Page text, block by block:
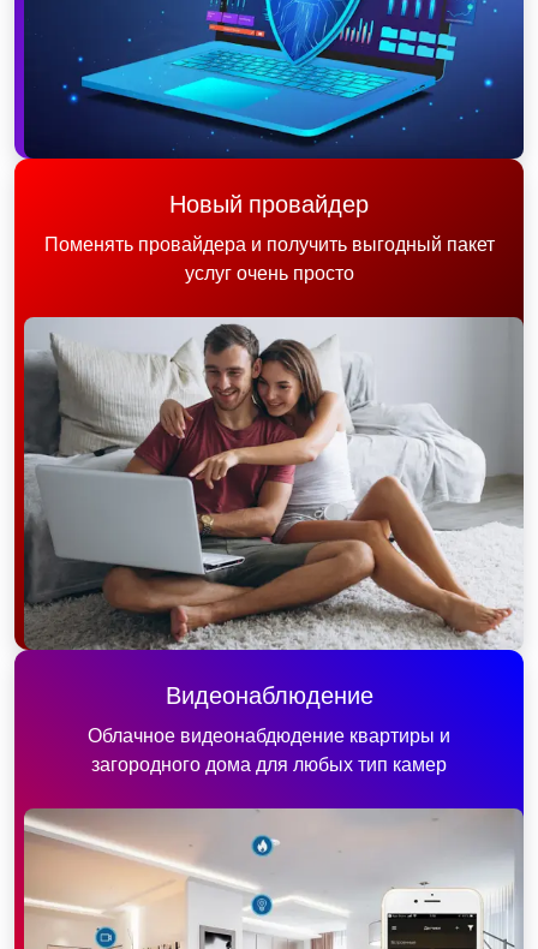
Новый провайдер
Поменять провайдера и получить выгодный пакет
услуг очень просто
Видеонаблюдение
Облачное видеонабдюдение квартиры и
загородного дома для любых тип камер